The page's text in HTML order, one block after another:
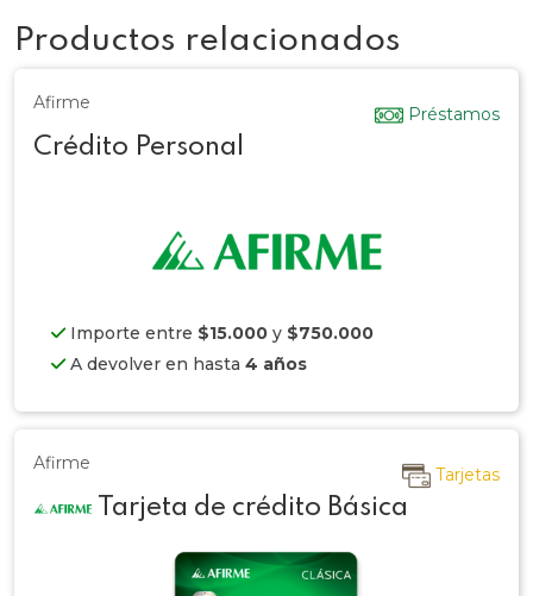
Productos relacionados
Afirme
Préstamos
Crédito Personal
Importe entre $15.000 y $750.000
A devolver en hasta 4 años
Afirme
Tarjetas
Tarjeta de crédito Básica